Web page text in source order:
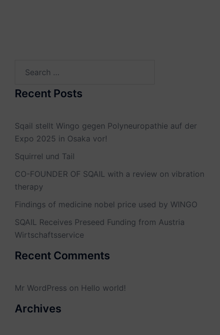
Recent Posts
Sqail stellt Wingo gegen Polyneuropathie auf der
Expo 2025 in Osaka vor!
Squirrel und Tail
CO-FOUNDER OF SQAIL with a review on vibration
therapy
Findings of medicine nobel price used by WINGO
SQAIL Receives Preseed Funding from Austria
Wirtschaftsservice
Recent Comments
Mr WordPress on Hello world!
Archives